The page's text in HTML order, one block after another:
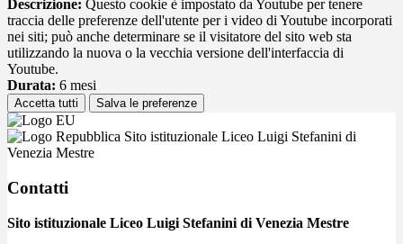
Descrizione: Questo cookie è impostato da Youtube per tenere
traccia delle preferenze dell'utente per i video di Youtube incorporati
nei siti; può anche determinare se il visitatore del sito web sta
utilizzando la nuova o la vecchia versione dell'interfaccia di
Youtube.
Durata: 6 mesi
Accetta tutti Salva le preferenze
Sito istituzionale Liceo Luigi Stefanini di
Venezia Mestre
Contatti
Sito istituzionale Liceo Luigi Stefanini di Venezia Mestre